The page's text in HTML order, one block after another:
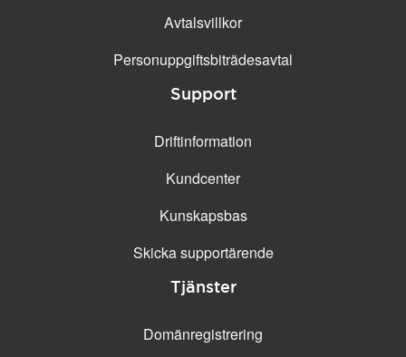
Avtalsvillkor
Personuppgifts­biträdesavtal
Support
Driftinformation
Kundcenter
Kunskapsbas
Skicka supportärende
Tjänster
Domänregistrering